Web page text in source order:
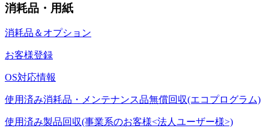
消耗品・用紙
消耗品＆オプション
お客様登録
OS対応情報
使用済み消耗品・メンテナンス品無償回収(エコプログラム)
使用済み製品回収(事業系のお客様<法人ユーザー様>)